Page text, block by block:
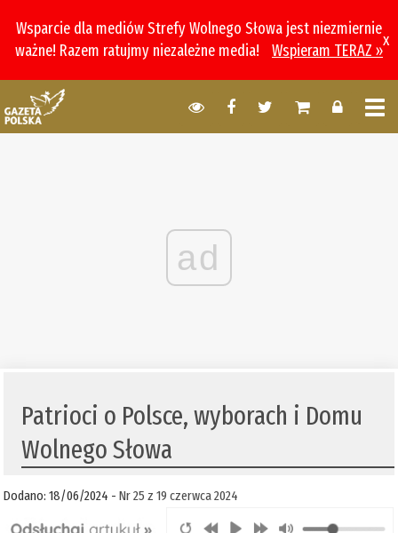
Wsparcie dla mediów Strefy Wolnego Słowa jest niezmiernie
ważne! Razem ratujmy niezależne media!
Wspieram TERAZ »
x
ad
Patrioci o Polsce, wyborach i Domu
Wolnego Słowa
Dodano: 18/06/2024 -Nr 25 z 19 czerwca 2024